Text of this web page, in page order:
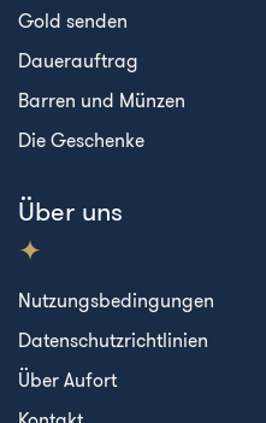
Gold senden
Dauerauftrag
Barren und Münzen
Die Geschenke
Über uns
Nutzungsbedingungen
Datenschutzrichtlinien
Über Aufort